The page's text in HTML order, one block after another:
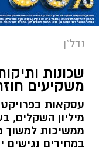
נדל"ן
שכונות
משקיעים
מיליון השקלים,
ממשיכות למשוך
במחירים נגישים